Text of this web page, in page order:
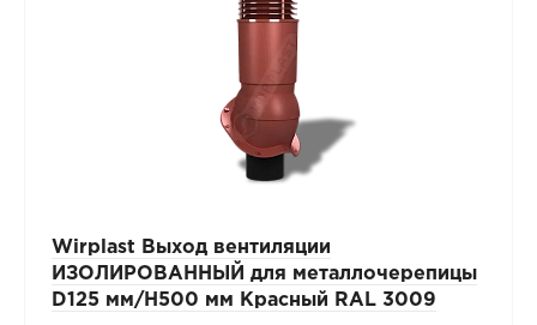
Wirplast Выход вентиляции
ИЗОЛИРОВАННЫЙ для металлочерепицы
D125 мм/H500 мм Красный RAL 3009